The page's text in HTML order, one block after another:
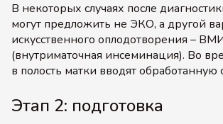
В некоторых случаях после
могут предложить не ЭКО, а другой
искусственного оплодотворения –
(внутриматочная инсеминация). Во
в полость матки вводят обработанную
Этап 2: подготовка